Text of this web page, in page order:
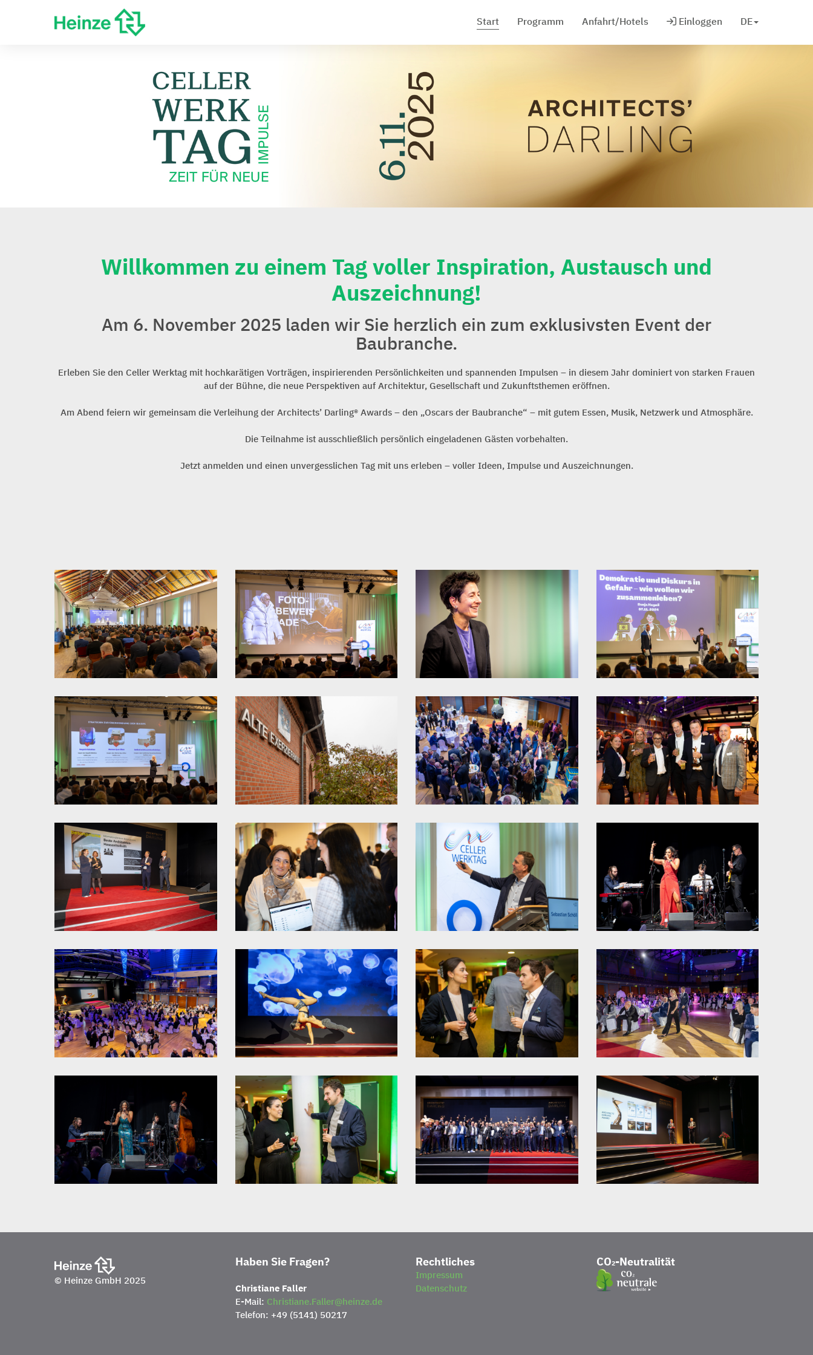
Start Programm Anfahrt/Hotels Einloggen DE
Willkommen zu einem Tag voller Inspiration, Austausch und
Auszeichnung!
Am 6. November 2025 laden wir Sie herzlich ein zum exklusivsten Event der
Baubranche.
Erleben Sie den Celler Werktag mit hochkarätigen Vorträgen, inspirierenden Persönlichkeiten und spannenden Impulsen – in diesem Jahr dominiert von starken Frauen
auf der Bühne, die neue Perspektiven auf Architektur, Gesellschaft und Zukunftsthemen eröffnen.
Am Abend feiern wir gemeinsam die Verleihung der Architects’ Darling® Awards – den „Oscars der Baubranche“ – mit gutem Essen, Musik, Netzwerk und Atmosphäre.
Die Teilnahme ist ausschließlich persönlich eingeladenen Gästen vorbehalten.
Jetzt anmelden und einen unvergesslichen Tag mit uns erleben – voller Ideen, Impulse und Auszeichnungen.
© Heinze GmbH 2025
Haben Sie Fragen?
Christiane Faller
E-Mail: Christiane.Faller@heinze.de
Telefon: +49 (5141) 50217
Rechtliches
Impressum
Datenschutz
CO₂-Neutralität